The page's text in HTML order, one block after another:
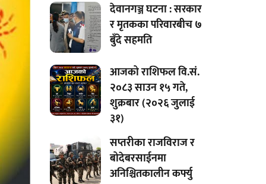
देवानगञ्ज घटना : सरकार
र मृतकका परिवारबीच ७
बुँदे सहमति
आजको राशिफल वि.सं.
२०८३ साउन १५ गते,
शुक्रबार (२०२६ जुलाई
३१)
सप्तरीका राजविराज र
बोदेबरसाईनमा
अनिश्चितकालीन कर्फ्यु